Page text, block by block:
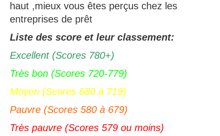
haut ,mieux vous êtes perçus chez les
entreprises de prêt
Liste des score et leur classement:
Excellent (Scores 780+)
Très bon (Scores 720-779)
Moyen (Scores 680 à 719)
Pauvre (Scores 580 à 679)
Très pauvre (Scores 579 ou moins)